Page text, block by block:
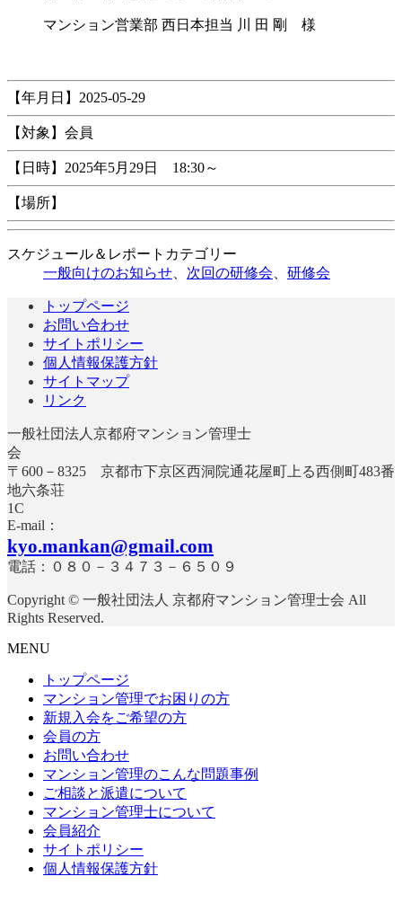
マンション営業部 西日本担当 川 田 剛 様
【年月日】2025-05-29
【対象】会員
【日時】2025年5月29日 18:30～
【場所】
スケジュール＆レポートカテゴリー
一般向けのお知らせ
次回の研修会 研修会
トップページ
お問い合わせ
サイトポリシー
個人情報保護方針
サイトマップ
リンク
一般社団法人京都府マンション管理士
〒600－8325 京都市下京区西洞院通花屋町上る西側町483番
地六条荘
E-mail：
kyo.mankan@gmail.com
電話：０８０－３４７３－６５０９
Copyright © 一般社団法人 京都府マンション管理士会 All
Rights Reserved.
MENU
トップページ
マンション管理でお困りの方
新規入会をご希望の方
会員の方
お問い合わせ
マンション管理のこんな問題事例
ご相談と派遣について
マンション管理士について
会員紹介
サイトポリシー
個人情報保護方針